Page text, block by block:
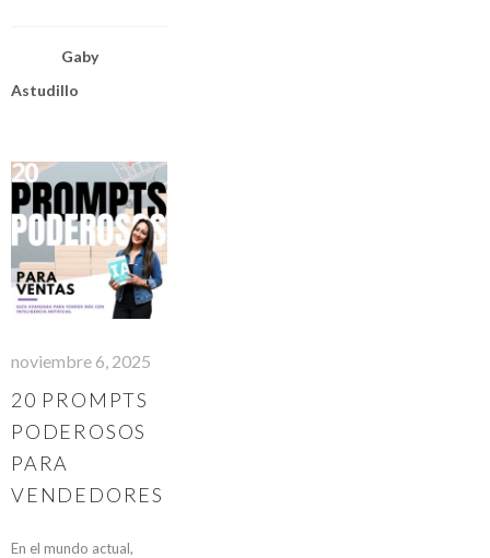
Gaby
Astudillo
noviembre 6, 2025
20 PROMPTS
PODEROSOS
PARA
VENDEDORES
En el mundo actual,